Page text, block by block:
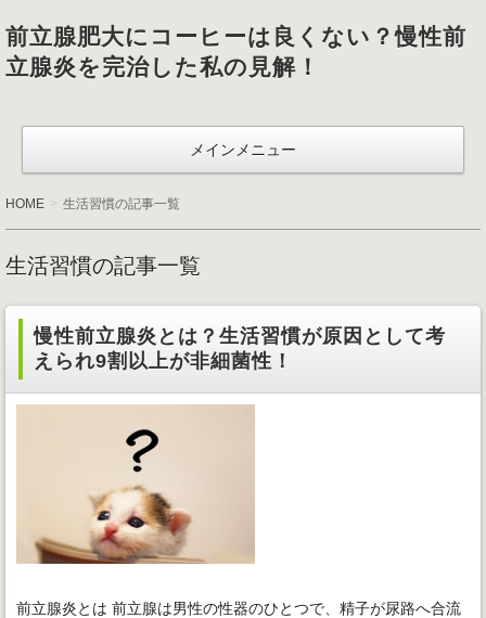
前立腺肥大にコーヒーは良くない？慢性前
立腺炎を完治した私の見解！
メインメニュー
HOME 生活習慣の記事一覧
生活習慣の記事一覧
慢性前立腺炎とは？生活習慣が原因として考
えられ9割以上が非細菌性！
前立腺炎とは 前立腺は男性の性器のひとつで、精子が尿路へ合流